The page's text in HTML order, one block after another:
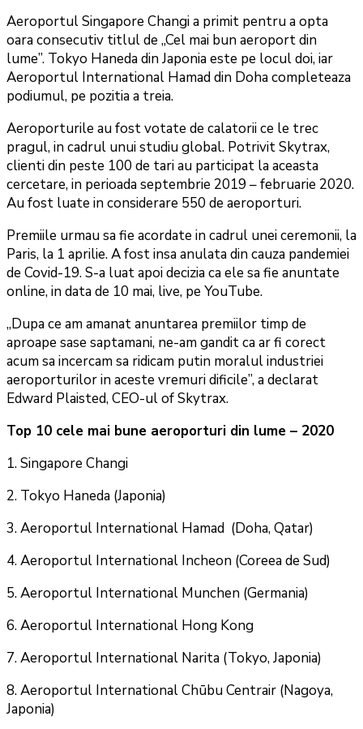
Aeroportul Singapore Changi a primit pentru a opta
oara consecutiv titlul de „Cel mai bun aeroport din
lume”. Tokyo Haneda din Japonia este pe locul doi, iar
Aeroportul International Hamad din Doha completeaza
podiumul, pe pozitia a treia.
Aeroporturile au fost votate de calatorii ce le trec
pragul, in cadrul unui studiu global. Potrivit Skytrax,
clienti din peste 100 de tari au participat la aceasta
cercetare, in perioada septembrie 2019 – februarie 2020.
Au fost luate in considerare 550 de aeroporturi.
Premiile urmau sa fie acordate in cadrul unei ceremonii, la
Paris, la 1 aprilie. A fost insa anulata din cauza pandemiei
de Covid-19. S-a luat apoi decizia ca ele sa fie anuntate
online, in data de 10 mai, live, pe YouTube.
„Dupa ce am amanat anuntarea premiilor timp de
aproape sase saptamani, ne-am gandit ca ar fi corect
acum sa incercam sa ridicam putin moralul industriei
aeroporturilor in aceste vremuri dificile”, a declarat
Edward Plaisted, CEO-ul of Skytrax.
Top 10 cele mai bune aeroporturi din lume – 2020
1. Singapore Changi
2. Tokyo Haneda (Japonia)
3. Aeroportul International Hamad (Doha, Qatar)
4. Aeroportul International Incheon (Coreea de Sud)
5. Aeroportul International Munchen (Germania)
6. Aeroportul International Hong Kong
7. Aeroportul International Narita (Tokyo, Japonia)
8. Aeroportul International Chūbu Centrair (Nagoya,
Japonia)